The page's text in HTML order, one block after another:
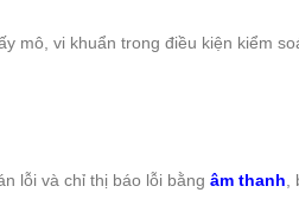
mô, vi khuẩn trong điều kiện kiểm
lỗi và chỉ thị báo lỗi bằng âm thanh